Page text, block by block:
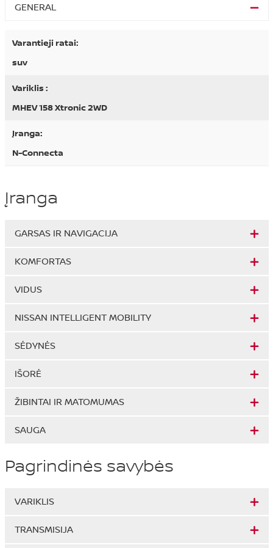
GENERAL
Varantieji ratai:
suv
Variklis :
MHEV 158 Xtronic 2WD
Įranga:
N-Connecta
Įranga
GARSAS IR NAVIGACIJA
KOMFORTAS
VIDUS
NISSAN INTELLIGENT MOBILITY
SĖDYNĖS
IŠORĖ
ŽIBINTAI IR MATOMUMAS
SAUGA
Pagrindinės savybės
VARIKLIS
TRANSMISIJA